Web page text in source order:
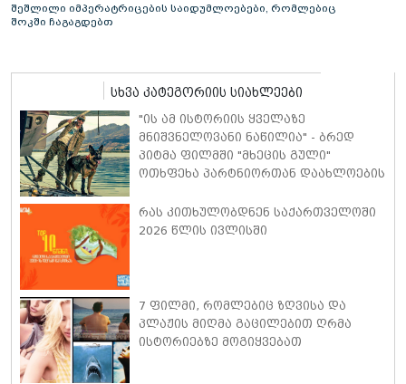
შეშლილი იმპერატრიცების საიდუმლოებები, რომლებიც
შოკში ჩაგაგდებთ
სხვა კატეგორიის სიახლეები
"ის ამ ისტორიის ყველაზე
მნიშვნელოვანი ნაწილია" - ბრედ
პიტმა ფილმში "მხეცის გული"
ოთხფეხა პარტნიორთან დაახლოების
ისაუბრა
რას კითხულობდნენ საქართველოში
2026 წლის ივლისში
7 ფილმი, რომლებიც ზღვისა და
პლაჟის მიღმა გაცილებით ღრმა
ისტორიებზე მოგიყვებათ